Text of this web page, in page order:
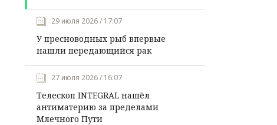
29 июля 2026 / 17:07
У пресноводных рыб впервые
нашли передающийся рак
27 июля 2026 / 16:07
Телескоп INTEGRAL нашёл
антиматерию за пределами
Млечного Пути